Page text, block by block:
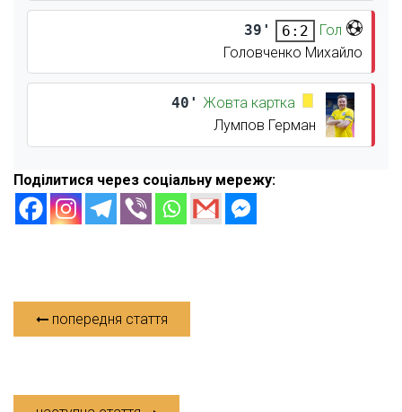
39' 6:2
Гол
Головченко Михайло
40' Жовта картка
Лумпов Герман
Поділитися через соціальну мережу:
попередня стаття